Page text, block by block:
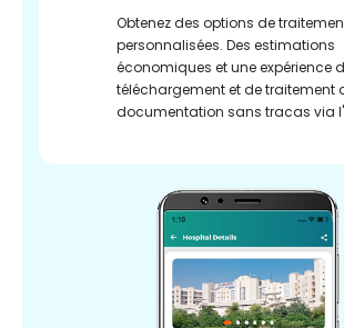
Obtenez des options de
personnalisées. Des estimations
économiques et une expérience
téléchargement et de traitement
documentation sans tracas via